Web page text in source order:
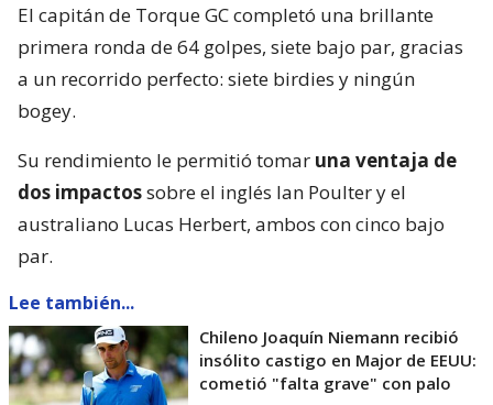
El capitán de Torque GC completó una brillante
primera ronda de 64 golpes, siete bajo par, gracias
a un recorrido perfecto: siete birdies y ningún
bogey.
Su rendimiento le permitió tomar una ventaja de
dos impactossobre el inglés Ian Poulter y el
australiano Lucas Herbert, ambos con cinco bajo
par.
Lee también...
Chileno Joaquín Niemann recibió
insólito castigo en Major de EEUU:
cometió "falta grave" con palo